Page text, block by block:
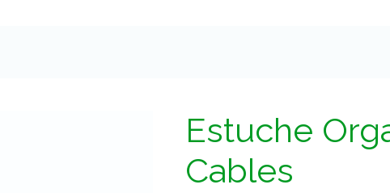
Estuche
Cables